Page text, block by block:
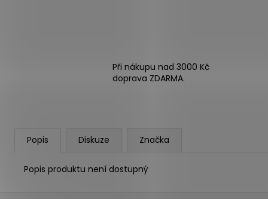
Při nákupu nad 3000 Kč
doprava ZDARMA.
Popis Diskuze Značka
Popis produktu není dostupný